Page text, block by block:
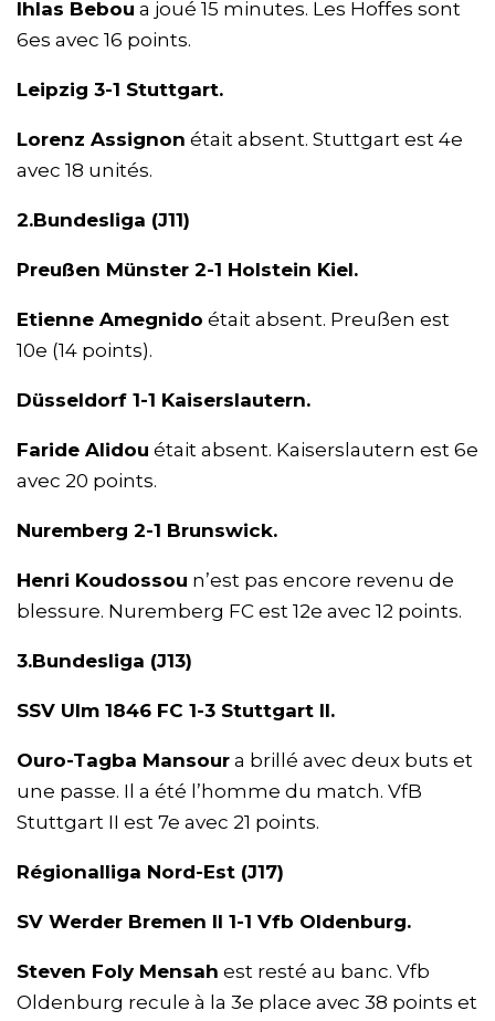
Ihlas Bebou a joué 15 minutes. Les Hoffes sont
6es avec 16 points.
Leipzig 3-1 Stuttgart.
Lorenz Assignon était absent. Stuttgart est 4e
avec 18 unités.
2.Bundesliga (J11)
Preußen Münster 2-1 Holstein Kiel.
Etienne Amegnido était absent. Preußen est
10e (14 points).
Düsseldorf 1-1 Kaiserslautern.
Faride Alidou était absent. Kaiserslautern est 6e
avec 20 points.
Nuremberg 2-1 Brunswick.
Henri Koudossou n’est pas encore revenu de
blessure. Nuremberg FC est 12e avec 12 points.
3.Bundesliga (J13)
SSV Ulm 1846 FC 1-3 Stuttgart II.
Ouro-Tagba Mansour a brillé avec deux buts et
une passe. Il a été l’homme du match. VfB
Stuttgart II est 7e avec 21 points.
Régionalliga Nord-Est (J17)
SV Werder Bremen II 1-1 Vfb Oldenburg.
Steven Foly Mensah est resté au banc. Vfb
Oldenburg recule à la 3e place avec 38 points et